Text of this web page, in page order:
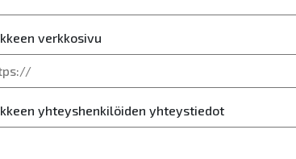
verkkosivu
yhteyshenkilöiden yhteystiedot